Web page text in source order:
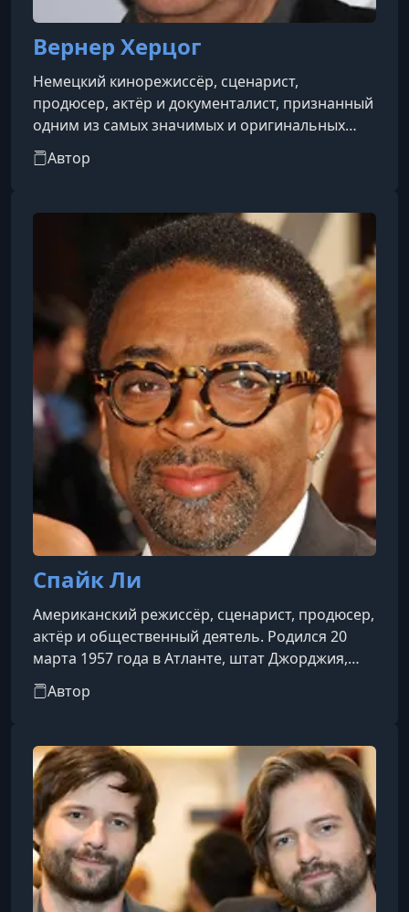
Вернер Херцог
Немецкий кинорежиссёр, сценарист,
продюсер, актёр и документалист, признанный
одним из самых значимых и оригинальных
авторов мирового кино. Он родился 5
сентября 1942 года в Мюнхене, Германия.
Автор
Спайк Ли
Американский режиссёр, сценарист, продюсер,
актёр и общественный деятель. Родился 20
марта 1957 года в Атланте, штат Джорджия,
США. Он считается одним из самых
влиятельных режиссёров американского
Автор